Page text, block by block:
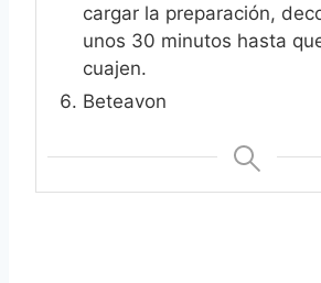
cargar la preparación,
unos 30 minutos hasta
cuajen.
Beteavon